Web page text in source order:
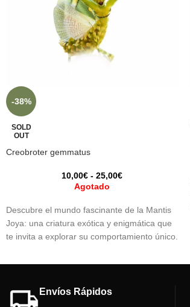
-38%
SOLD
OUT
Creobroter gemmatus
10,00€ - 25,00€
Agotado
Descubre el mundo fascinante de la Mantis
Joya: una criatura exótica y enigmática que
te invita a explorar su comportamiento único.
agilidad en la caza y su cautivadora belleza.
y te conecta con la naturaleza de manera
inspiradora!
Envíos Rápidos